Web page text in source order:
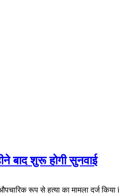
बाद शुरू होगी सुनवाई
रूप से हत्या का मामला दर्ज